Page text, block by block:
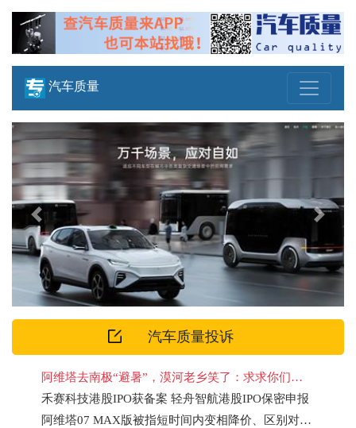
汽车质量
Previous Next
汽车质量投诉
阿维塔去南极“避暑”，漠河老乡笑了：求求你们，别再拿消费者当傻子了
禾赛科技港股IPO获备案 轻舟智航港股IPO保密申报
阿维塔07 MAX版被指短时间内变相降价、区别对待|汽车315